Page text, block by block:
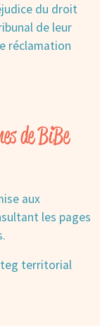
du droit
de leur
réclamation
de BiBe
aux
les pages
territorial